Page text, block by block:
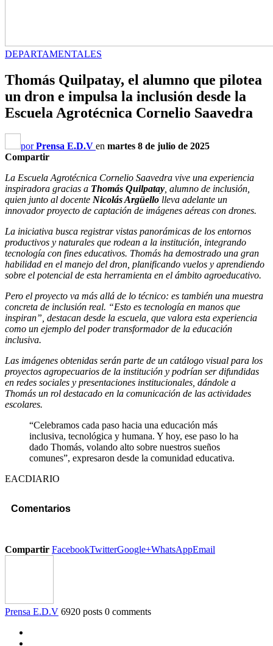
DEPARTAMENTALES
Thomás Quilpatay, el alumno que pilotea
un dron e impulsa la inclusión desde la
Escuela Agrotécnica Cornelio Saavedra
porPrensa E.D.V en martes 8 de julio de 2025
Compartir
La Escuela Agrotécnica Cornelio Saavedra vive una experiencia
inspiradora gracias a Thomás Quilpatay , alumno de inclusión,
quien junto al docente Nicolás Argüello lleva adelante un
innovador proyecto de captación de imágenes aéreas con drones.
La iniciativa busca registrar vistas panorámicas de los entornos
productivos y naturales que rodean a la institución, integrando
tecnología con fines educativos. Thomás ha demostrado una gran
habilidad en el manejo del dron, planificando vuelos y aprendiendo
sobre el potencial de esta herramienta en el ámbito agroeducativo.
Pero el proyecto va más allá de lo técnico: es también una muestra
concreta de inclusión real. “Esto es tecnología en manos que
inspiran”, destacan desde la escuela, que valora esta experiencia
como un ejemplo del poder transformador de la educación
inclusiva.
Las imágenes obtenidas serán parte de un catálogo visual para los
proyectos agropecuarios de la institución y podrían ser difundidas
en redes sociales y presentaciones institucionales, dándole a
Thomás un rol destacado en la comunicación de las actividades
escolares.
“Celebramos cada paso hacia una educación más
inclusiva, tecnológica y humana. Y hoy, ese paso lo ha
dado Thomás, volando alto sobre nuestros sueños
comunes”, expresaron desde la comunidad educativa.
EACDIARIO
Comentarios
Compartir FacebookTwitterGoogle+WhatsAppEmail
Prensa E.D.V 6920 posts 0 comments